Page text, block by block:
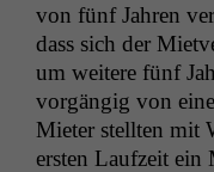
von fünf Jahren
dass sich der
um weit­ere fünf
vorgängig von
Mieter stell­ten mit
ersten Laufzeit ein